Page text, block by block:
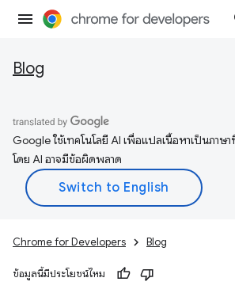
Blog
Google ใช้เทคโนโลยี AI เพื่อแปลเนื้อหาเป็นภาษ
โดย AI อาจมีข้อผิดพลาด
Chrome for Developers Blog
ข้อมูลนี้มีประโยชน์ไหม